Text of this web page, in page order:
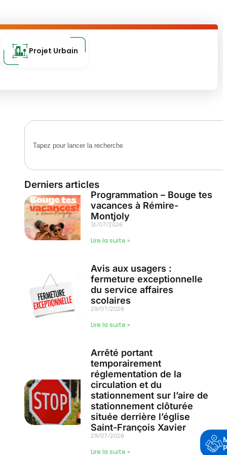
Projet Urbain
Derniers articles
Programmation – Bouge tes
vacances à Rémire-
Montjoly
31/07/2026
Lire la suite »
Avis aux usagers :
fermeture exceptionnelle
du service affaires
scolaires
29/07/2026
Lire la suite »
Arrêté portant
temporairement
réglementation de la
circulation et du
stationnement sur l’aire de
stationnement clôturée
située derrière l’église
Saint-François Xavier
29/07/2026
Lire la suite »